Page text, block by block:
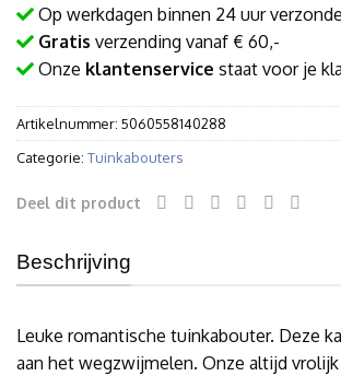
Op werkdagen binnen 24 uur
Gratis verzending vanaf € 60,-
Onze klantenservice staat voor je
Artikelnummer: 5060558140288
Categorie: Tuinkabouters
Deel dit product
Beschrijving
Leuke romantische tuinkabouter. Deze
aan het wegzwijmelen. Onze altijd